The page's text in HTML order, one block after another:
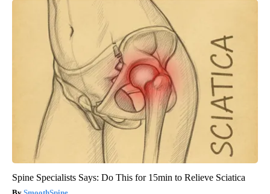
Spine Specialists Says: Do This for 15min to Relieve Sciatica